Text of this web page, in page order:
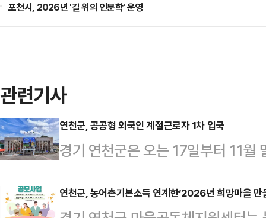
포천시, 2026년 '길 위의 인문학' 운영
관련기사
연천군, 공공형 외국인 계절근로자 1차 입국
경기 연천군은 오는 17일부터 11월
력중개센터를 운영한다고 밝혔다.
한 것으로, 라오스 국적 외국인 계
연천군, 농어촌기본소득 연계한‘2026년 희망마을 만